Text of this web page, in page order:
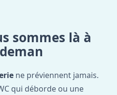
sommes là à
ne préviennent jamais.
qui déborde ou une